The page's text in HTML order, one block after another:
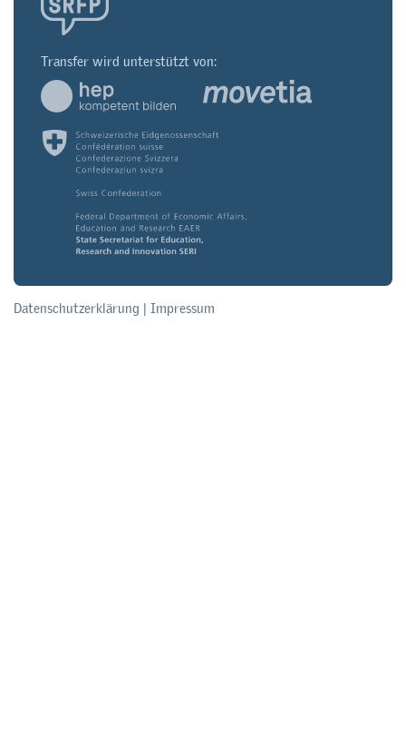
Transfer wird unterstützt von:
Datenschutzerklärung | Impressum